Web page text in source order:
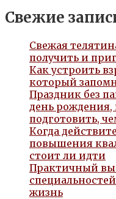
Свежие
Свежая
получить и
Как устроить
который
Праздник без
день рождения,
подготовить,
Когда
повышения
стоит ли идти
Практичный
жизнь